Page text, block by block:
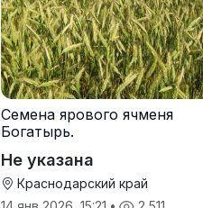
Семена ярового ячменя
Богатырь.
Не указана
Краснодарский край